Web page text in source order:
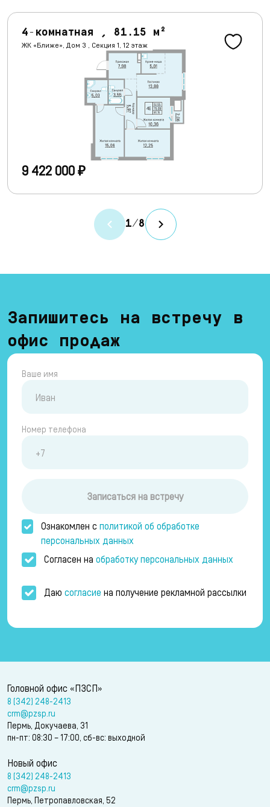
1/8
4-комнатная , 81.15 м²
ЖК «Ближе», Дом 3 , Секция 1, 12 этаж
9 422 000 ₽
Запишитесь на встречу в
офис продаж
Ваше имя
Номер телефона
Записаться на встречу
Ознакомлен сполитикой об обработке
персональных данных
Согласен на обработку персональных данных
Даю согласие на получение рекламной рассылки
Головной офис «ПЗСП»
8 (342) 248-2413
crm@pzsp.ru
Пермь, Докучаева, 31
пн-пт: 08:30 – 17:00, сб-вс: выходной
Новый офис
8 (342) 248-2413
crm@pzsp.ru
Пермь, Петропавловская, 52